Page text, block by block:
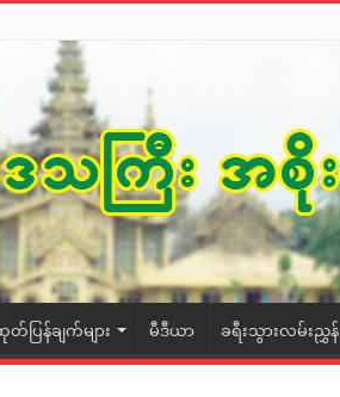
ပြန်ချက်များ မီဒီယာ ခရီးသွားလမ်းညွှန်